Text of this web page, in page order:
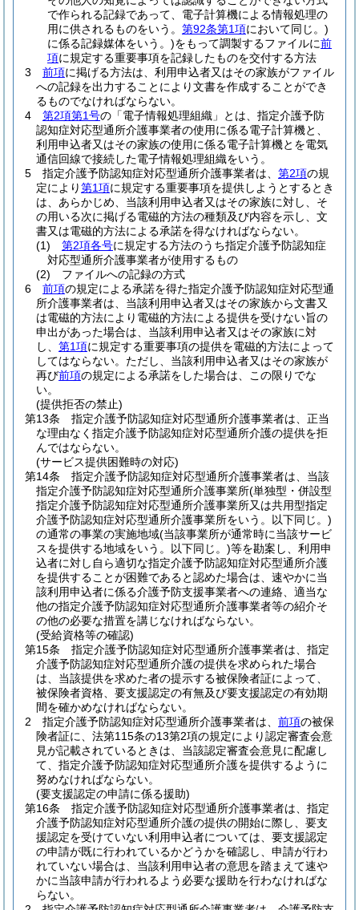
で作られる記録であって、電子計算機による情報処理の
用に供されるものをいう。 第92条第1項において同じ。)
に係る記録媒体をいう。)をもって調製するファイルに前
項に規定する重要事項を記録したものを交付する方法
3
前項に掲げる方法は、利用申込者又はその家族がファイル
への記録を出力することにより文書を作成することができ
るものでなければならない。
4
第2項第1号の「電子情報処理組織」とは、指定介護予防
認知症対応型通所介護事業者の使用に係る電子計算機と、
利用申込者又はその家族の使用に係る電子計算機とを電気
通信回線で接続した電子情報処理組織をいう。
5
指定介護予防認知症対応型通所介護事業者は、 第2項の規
定により第1項に規定する重要事項を提供しようとするとき
は、あらかじめ、当該利用申込者又はその家族に対し、そ
の用いる次に掲げる電磁的方法の種類及び内容を示し、文
書又は電磁的方法による承諾を得なければならない。
(1)
第2項各号に規定する方法のうち指定介護予防認知症
対応型通所介護事業者が使用するもの
(2)
ファイルへの記録の方式
6
前項の規定による承諾を得た指定介護予防認知症対応型通
所介護事業者は、当該利用申込者又はその家族から文書又
は電磁的方法により電磁的方法による提供を受けない旨の
申出があった場合は、当該利用申込者又はその家族に対
し、 第1項に規定する重要事項の提供を電磁的方法によって
してはならない。 ただし、当該利用申込者又はその家族が
再び前項の規定による承諾をした場合は、この限りでな
い。
(提供拒否の禁止)
第13条
指定介護予防認知症対応型通所介護事業者は、正当
な理由なく指定介護予防認知症対応型通所介護の提供を拒
んではならない。
(サービス提供困難時の対応)
第14条
指定介護予防認知症対応型通所介護事業者は、当該
指定介護予防認知症対応型通所介護事業所(単独型・併設型
指定介護予防認知症対応型通所介護事業所又は共用型指定
介護予防認知症対応型通所介護事業所をいう。以下同じ。)
の通常の事業の実施地域(当該事業所が通常時に当該サービ
スを提供する地域をいう。以下同じ。)等を勘案し、利用申
込者に対し自ら適切な指定介護予防認知症対応型通所介護
を提供することが困難であると認めた場合は、速やかに当
該利用申込者に係る介護予防支援事業者への連絡、適当な
他の指定介護予防認知症対応型通所介護事業者等の紹介そ
の他の必要な措置を講じなければならない。
(受給資格等の確認)
第15条
指定介護予防認知症対応型通所介護事業者は、指定
介護予防認知症対応型通所介護の提供を求められた場合
は、当該提供を求めた者の提示する被保険者証によって、
被保険者資格、要支援認定の有無及び要支援認定の有効期
間を確かめなければならない。
2
指定介護予防認知症対応型通所介護事業者は、 前項の被保
険者証に、法第115条の13第2項の規定により認定審査会意
見が記載されているときは、当該認定審査会意見に配慮し
て、指定介護予防認知症対応型通所介護を提供するように
努めなければならない。
(要支援認定の申請に係る援助)
第16条
指定介護予防認知症対応型通所介護事業者は、指定
介護予防認知症対応型通所介護の提供の開始に際し、要支
援認定を受けていない利用申込者については、要支援認定
の申請が既に行われているかどうかを確認し、申請が行わ
れていない場合は、当該利用申込者の意思を踏まえて速や
かに当該申請が行われるよう必要な援助を行わなければな
らない。